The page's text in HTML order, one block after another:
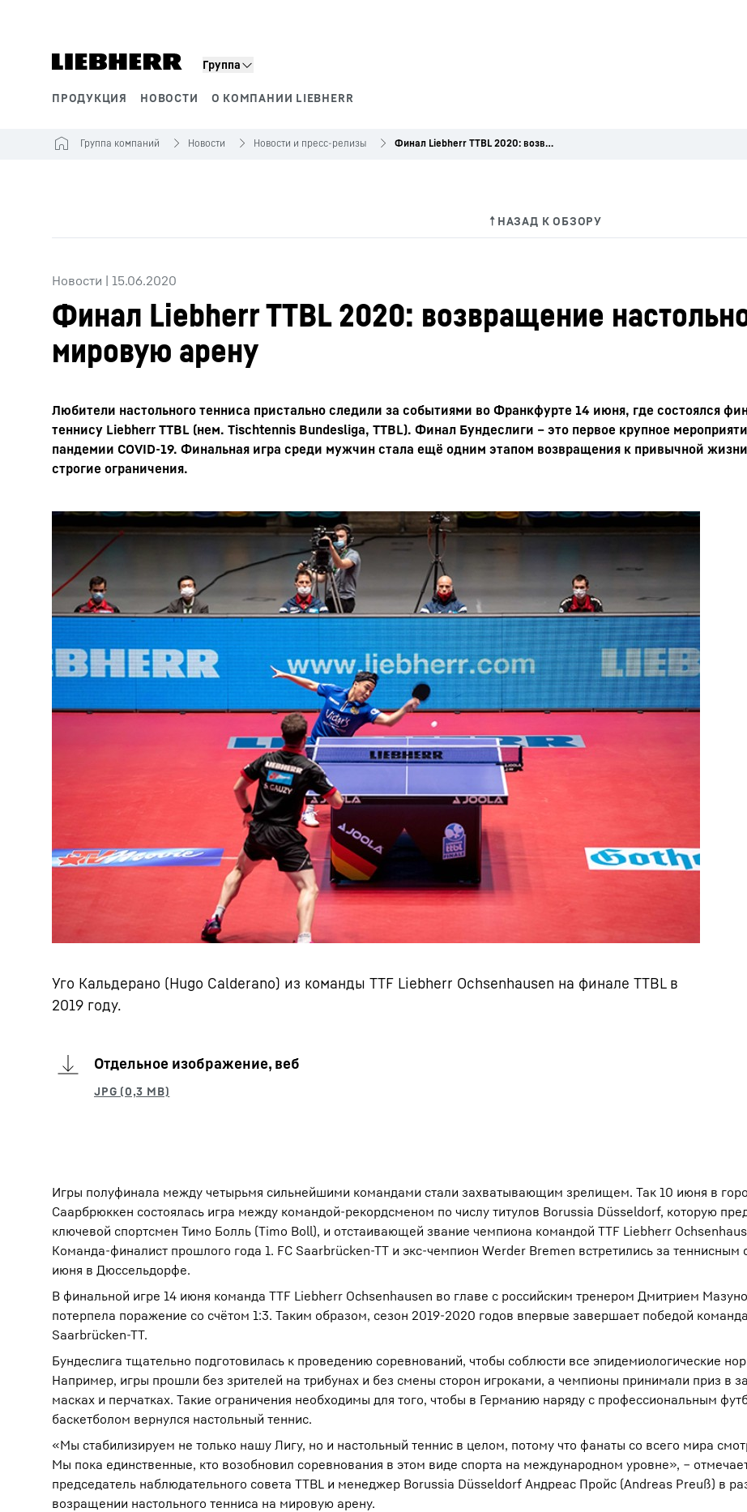
Группа
ПРОДУКЦИЯ НОВОСТИ О КОМПАНИИ LIEBHERR
Подробнее о компании Карьера в Liebherr
Группа компаний Новости Новости и пресс-релизы Финал Liebherr TTBL 2020: возвращение настольного тенниса на мировую арену
Новости | 15.06.2020
Финал Liebherr TTBL 2020: возвращение
мировую арену
Любители настольного тенниса пристально следили за событиями во Франкфурте 14 июня, где состоялся
теннису Liebherr TTBL (нем. Tischtennis Bundesliga, TTBL). Финал Бундеслиги – это первое крупное
пандемии COVID-19. Финальная игра среди мужчин стала ещё одним этапом возвращения к привычной
строгие ограничения.
Уго Кальдерано (Hugo Calderano) из команды TTF Liebherr Ochsenhausen на финале TTBL в
2019 году.
Отдельное изображение, веб
Игры полуфинала между четырьмя сильнейшими командами стали захватывающим зрелищем. Так 10 июня в
Саарбрюккен состоялась игра между командой-рекордсменом по числу титулов Borussia Düsseldorf, которую
ключевой спортсмен Тимо Болль (Timo Boll), и отстаивающей звание чемпиона командой TTF Liebherr
Команда-финалист прошлого года 1. FC Saarbrücken-TT и экс-чемпион Werder Bremen встретились за теннисным
июня в Дюссельдорфе.
В финальной игре 14 июня команда TTF Liebherr Ochsenhausen во главе с российским тренером Дмитрием
потерпела поражение со счётом 1:3. Таким образом, сезон 2019-2020 годов впервые завершает победой
Saarbrücken-TT.
Бундеслига тщательно подготовилась к проведению соревнований, чтобы соблюсти все эпидемиологические
Например, игры прошли без зрителей на трибунах и без смены сторон игроками, а чемпионы принимали приз в
масках и перчатках. Такие ограничения необходимы для того, чтобы в Германию наряду с профессиональным
баскетболом вернулся настольный теннис.
«Мы стабилизируем не только нашу Лигу, но и настольный теннис в целом, потому что фанаты со всего мира
Мы пока единственные, кто возобновил соревнования в этом виде спорта на международном уровне», ‒
председатель наблюдательного совета TTBL и менеджер Borussia Düsseldorf Андреас Пройс (Andreas Preuß) в
возращении настольного тенниса на мировую арену.